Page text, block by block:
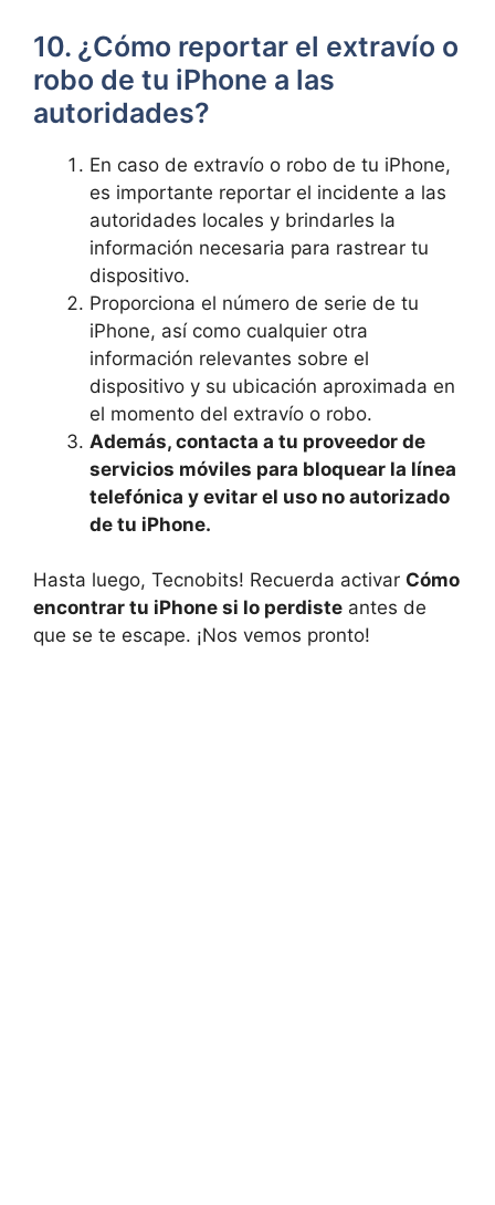
10. ¿Cómo reportar el extravío⁣ o
robo de tu iPhone a las
autoridades?
En caso de extravío‌ o robo de tu iPhone,
es importante reportar el incidente a ​las
autoridades locales y brindarles la
información necesaria para ‍rastrear tu⁢
dispositivo.
Proporciona el número de⁤ serie de ‌tu
iPhone,​ así‍ como cualquier⁤ otra
información⁣ relevantes sobre el
dispositivo y ‍su ubicación ‍aproximada en
el momento del ⁣extravío o robo.
Además, contacta a tu proveedor de
servicios ⁣móviles​ para bloquear la línea
telefónica ⁢y evitar ⁤el uso no autorizado
de tu iPhone.
Hasta luego,‌ Tecnobits! Recuerda activar Cómo⁤
encontrar tu iPhone si lo perdiste antes de‍
que se ‍te escape. ¡Nos vemos pronto!